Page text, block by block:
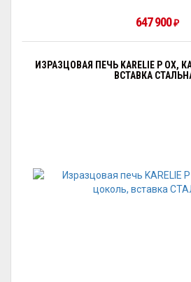
647 900₽
ИЗРАЗЦОВАЯ ПЕЧЬ KARELIE P
ВСТАВКА